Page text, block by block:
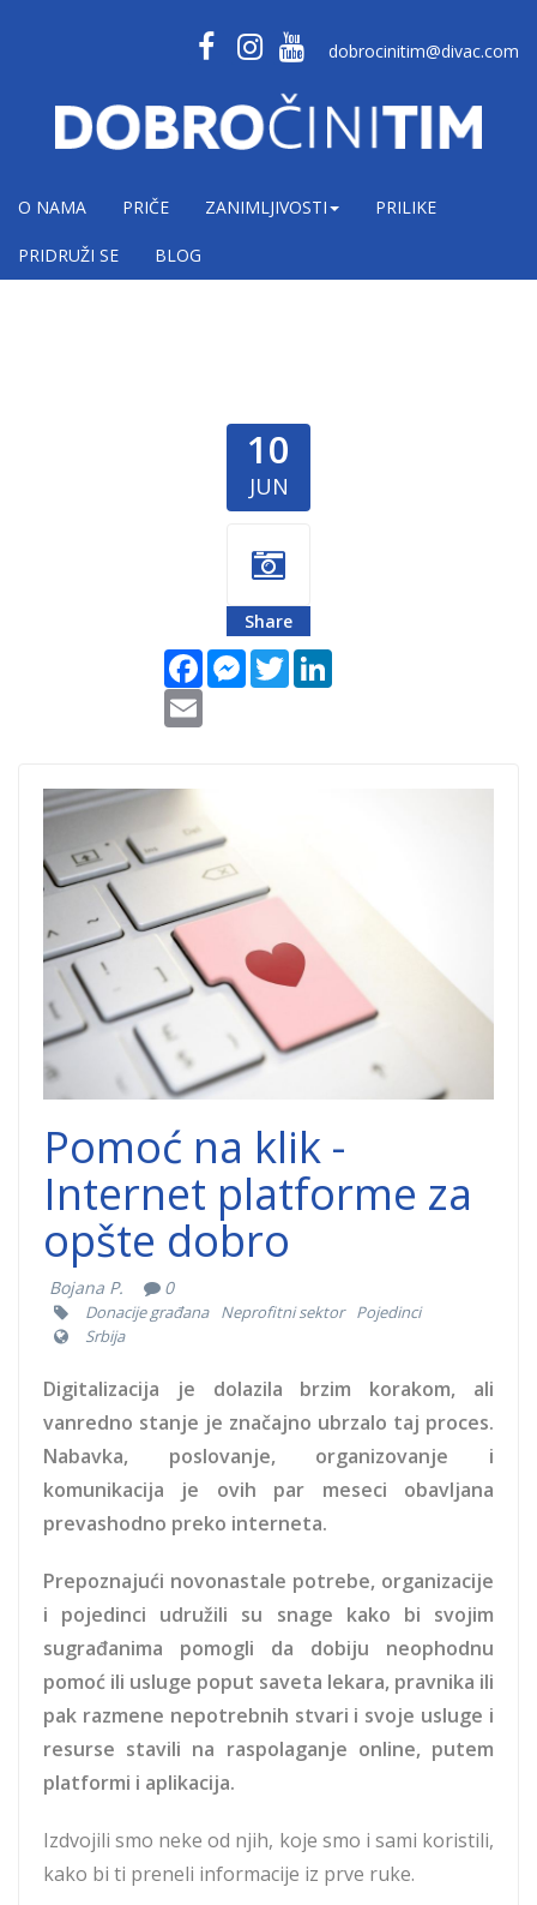
dobrocinitim@divac.com
O NAMA PRIČE ZANIMLJIVOSTI PRILIKE
PRIDRUŽI SE BLOG
10
JUN
Share
FacebookMessenger
Twitter
Internet
platforme za
opšte dobro.jpg
Pomoć na klik -
Internet platforme za
opšte dobro
Bojana P. 0
Donacije građana Neprofitni sektor
Pojedinci
Srbija
Digitalizacija je dolazila brzim korakom, ali
vanredno stanje je značajno ubrzalo taj proces.
Nabavka, poslovanje, organizovanje i
komunikacija je ovih par meseci obavljana
prevashodno preko interneta.
Prepoznajući novonastale potrebe, organizacije
i pojedinci udružili su snage kako bi svojim
sugrađanima pomogli da dobiju neophodnu
pomoć ili usluge poput saveta lekara, pravnika ili
pak razmene nepotrebnih stvari i svoje usluge i
resurse stavili na raspolaganje online, putem
platformi i aplikacija.
Izdvojili smo neke od njih, koje smo i sami koristili,
kako bi ti preneli informacije iz prve ruke.